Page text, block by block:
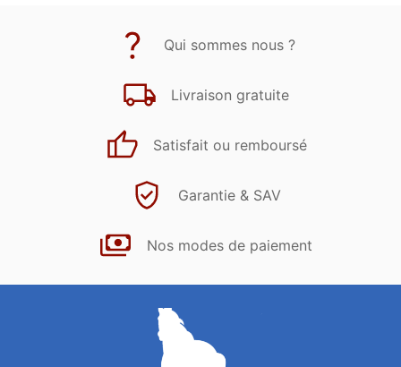
Qui sommes nous ?
Livraison gratuite
Satisfait ou remboursé
Garantie & SAV
Nos modes de paiement